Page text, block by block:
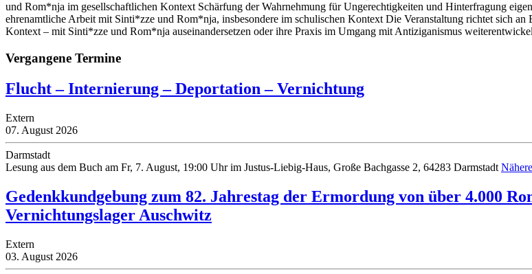
und Rom*nja im gesellschaftlichen Kontext Schärfung der Wahrnehmung für Ungerechtigkeiten und Hinterfragung
ehrenamtliche Arbeit mit Sinti*zze und Rom*nja, insbesondere im schulischen Kontext Die Veranstaltung richtet sich an
Kontext – mit Sinti*zze und Rom*nja auseinandersetzen oder ihre Praxis im Umgang mit Antiziganismus
Vergangene Termine
Flucht – Internierung – Deportation – Vernichtung
Extern
07. August 2026
Darmstadt
Lesung aus dem Buch am Fr, 7. August, 19:00 Uhr im Justus-Liebig-Haus, Große Bachgasse 2, 64283 Darmstadt
Gedenkkundgebung zum 82. Jahrestag der Ermordung von über 4.000
Vernichtungslager Auschwitz
Extern
03. August 2026